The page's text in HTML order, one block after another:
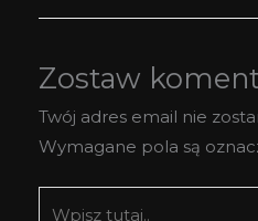
Zostaw
Twój adres email nie
Wymagane pola są